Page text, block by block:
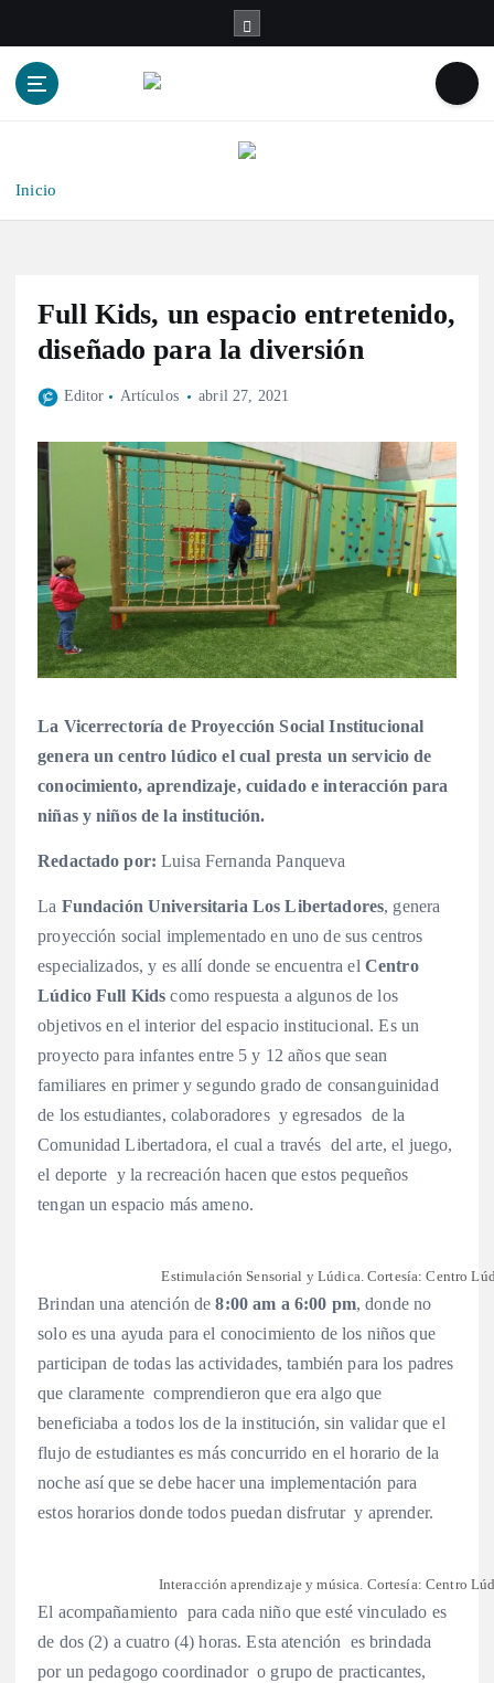
Inicio
Full Kids, un espacio entretenido,
diseñado para la diversión
Editor Artículos abril 27, 2021
La Vicerrectoría de Proyección Social Institucional
genera un centro lúdico el cual presta un servicio de
conocimiento, aprendizaje, cuidado e interacción para
niñas y niños de la institución.
Redactado por:Luisa Fernanda Panqueva
La Fundación Universitaria Los Libertadores, genera
proyección social implementado en uno de sus centros
especializados, y es allí donde se encuentra el Centro
Lúdico Full Kids como respuesta a algunos de los
objetivos en el interior del espacio institucional. Es un
proyecto para infantes entre 5 y 12 años que sean
familiares en primer y segundo grado de consanguinidad
de los estudiantes, colaboradores y egresados de la
Comunidad Libertadora, el cual a través del arte, el juego,
el deporte y la recreación hacen que estos pequeños
tengan un espacio más ameno.
Estimulación Sensorial y Lúdica. Cortesía: Centro
Brindan una atención de8:00 am a 6:00 pm, donde no
solo es una ayuda para el conocimiento de los niños que
participan de todas las actividades, también para los padres
que claramente comprendieron que era algo que
beneficiaba a todos los de la institución, sin validar que el
flujo de estudiantes es más concurrido en el horario de la
noche así que se debe hacer una implementación para
estos horarios donde todos puedan disfrutar y aprender.
Interacción aprendizaje y música. Cortesía: Centro
El acompañamiento para cada niño que esté vinculado es
de dos (2) a cuatro (4) horas. Esta atención es brindada
por un pedagogo coordinador o grupo de practicantes,